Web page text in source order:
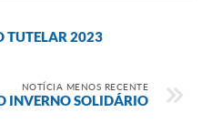
TUTELAR 2023
NOTÍCIA MENOS RECENTE
INVERNO SOLIDÁRIO